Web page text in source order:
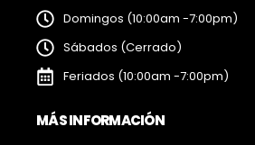
Domingos (10:00am -7:00pm)
Sábados (Cerrado)
Feriados (10:00am -7:00pm)
MÁS INFORMACIÓN